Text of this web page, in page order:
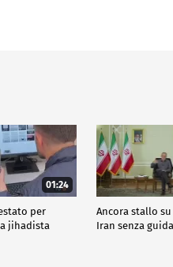
01:24
per
jihadista
Ancora stallo
Iran senza